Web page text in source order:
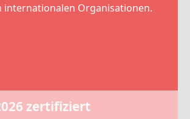
internationalen Organisationen.
zertifiziert